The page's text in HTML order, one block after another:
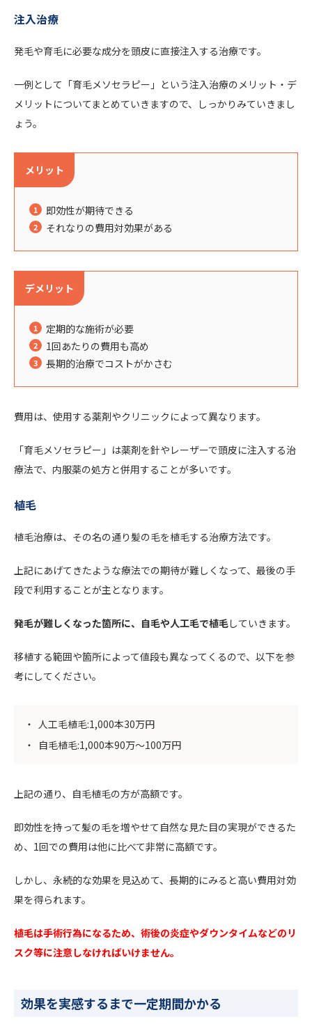
注入治療
発毛や育毛に必要な成分を頭皮に直接注入する治療です。
一例として「育毛メソセラピー」という注入治療のメリット・デ
メリットについてまとめていきますので、しっかりみていきまし
ょう。
メリット
即効性が期待できる
それなりの費用対効果がある
デメリット
定期的な施術が必要
1回あたりの費用も高め
長期的治療でコストがかさむ
費用は、使用する薬剤やクリニックによって異なります。
「育毛メソセラピー」は薬剤を針やレーザーで頭皮に注入する治
療法で、内服薬の処方と併用することが多いです。
植毛
植毛治療は、その名の通り髪の毛を植毛する治療方法です。
上記にあげてきたような療法での期待が難しくなって、最後の手
段で利用することが主となります。
発毛が難しくなった箇所に、自毛や人工毛で植毛していきます。
移植する範囲や箇所によって値段も異なってくるので、以下を参
考にしてください。
人工毛植毛:1,000本30万円
自毛植毛:1,000本90万〜100万円
上記の通り、自毛植毛の方が高額です。
即効性を持って髪の毛を増やせて自然な見た目の実現ができるた
め、1回での費用は他に比べて非常に高額です。
しかし、永続的な効果を見込めて、長期的にみると高い費用対効
果を得られます。
植毛は手術行為になるため、術後の炎症やダウンタイムなどのリ
スク等に注意しなければいけません。
効果を実感するまで一定期間かかる